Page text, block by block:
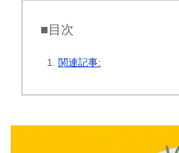
■目次
関連記事: